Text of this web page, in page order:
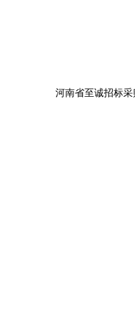
河南省至诚招标采